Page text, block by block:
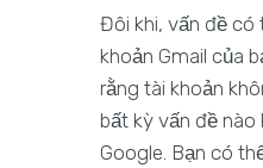
Đôi khi, vấn đề có
khoản Gmail của
rằng tài khoản
bất kỳ vấn đề nào
Google. Bạn có